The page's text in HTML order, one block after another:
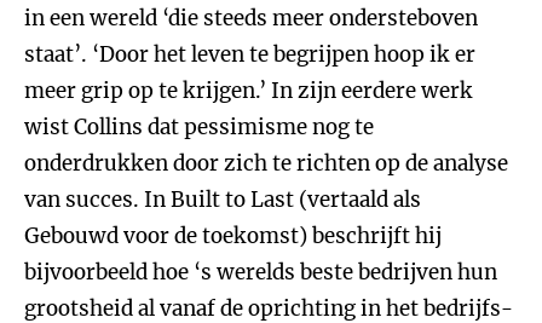
in een wereld ‘die steeds meer ondersteboven
staat’. ‘Door het leven te begrijpen hoop ik er
meer grip op te krijgen.’ In zijn eerdere werk
wist Collins dat pessimisme nog te
onderdrukken door zich te richten op de analyse
van succes. In Built to Last (vertaald als
Gebouwd voor de toekomst) beschrijft hij
bijvoorbeeld hoe ‘s werelds beste bedrijven hun
grootsheid al vanaf de oprichting in het bedrijfs-